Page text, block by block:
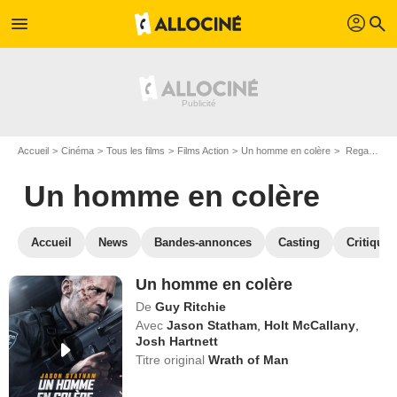
menu profil search
Accueil Cinéma Tous les films Films Action Un homme en colère Regarder Un homme en colère en SVOD
Un homme en colère
Accueil News Bandes-annonces Casting
Un homme en colère
De Guy Ritchie
Avec Jason Statham Holt McCallany
Josh Hartnett
Titre originalWrath of Man